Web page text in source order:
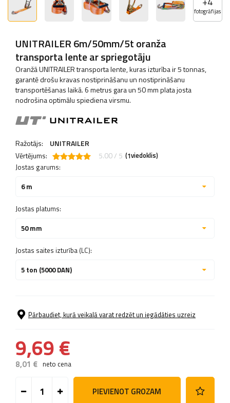
fotogrāfijas
UNITRAILER 6m/50mm/5t oranža
transporta lente ar spriegotāju
Oranžā UNITRAILER transporta lente, kuras izturība ir 5 tonnas,
garantē drošu kravas nostiprināšanu un nostiprināšanu
transportēšanas laikā. 6 metrus gara un 50 mm plata josta
nodrošina optimālu spiediena virsmu.
Ražotājs:
UNITRAILER
Vērtējums:
5.00 / 5 (1viedoklis)
Jostas garums:
6 m
Jostas platums:
50 mm
Jostas saites izturība (LC):
5 ton (5000 DAN)
Pārbaudiet, kurā veikalā varat redzēt un iegādāties uzreiz
9,69 €
8,01 € neto cena
PIEVIENOT GROZAM